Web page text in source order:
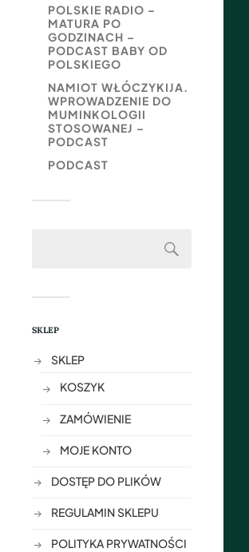
POLSKIE RADIO –
MATURA PO
GODZINACH –
PODCAST BABY OD
POLSKIEGO
NAMIOT WŁÓCZYKIJA.
WPROWADZENIE DO
MUMINKOLOGII
STOSOWANEJ –
PODCAST
PODCAST
SKLEP
SKLEP
KOSZYK
ZAMÓWIENIE
MOJE KONTO
DOSTĘP DO PLIKÓW
REGULAMIN SKLEPU
POLITYKA PRYWATNOŚCI